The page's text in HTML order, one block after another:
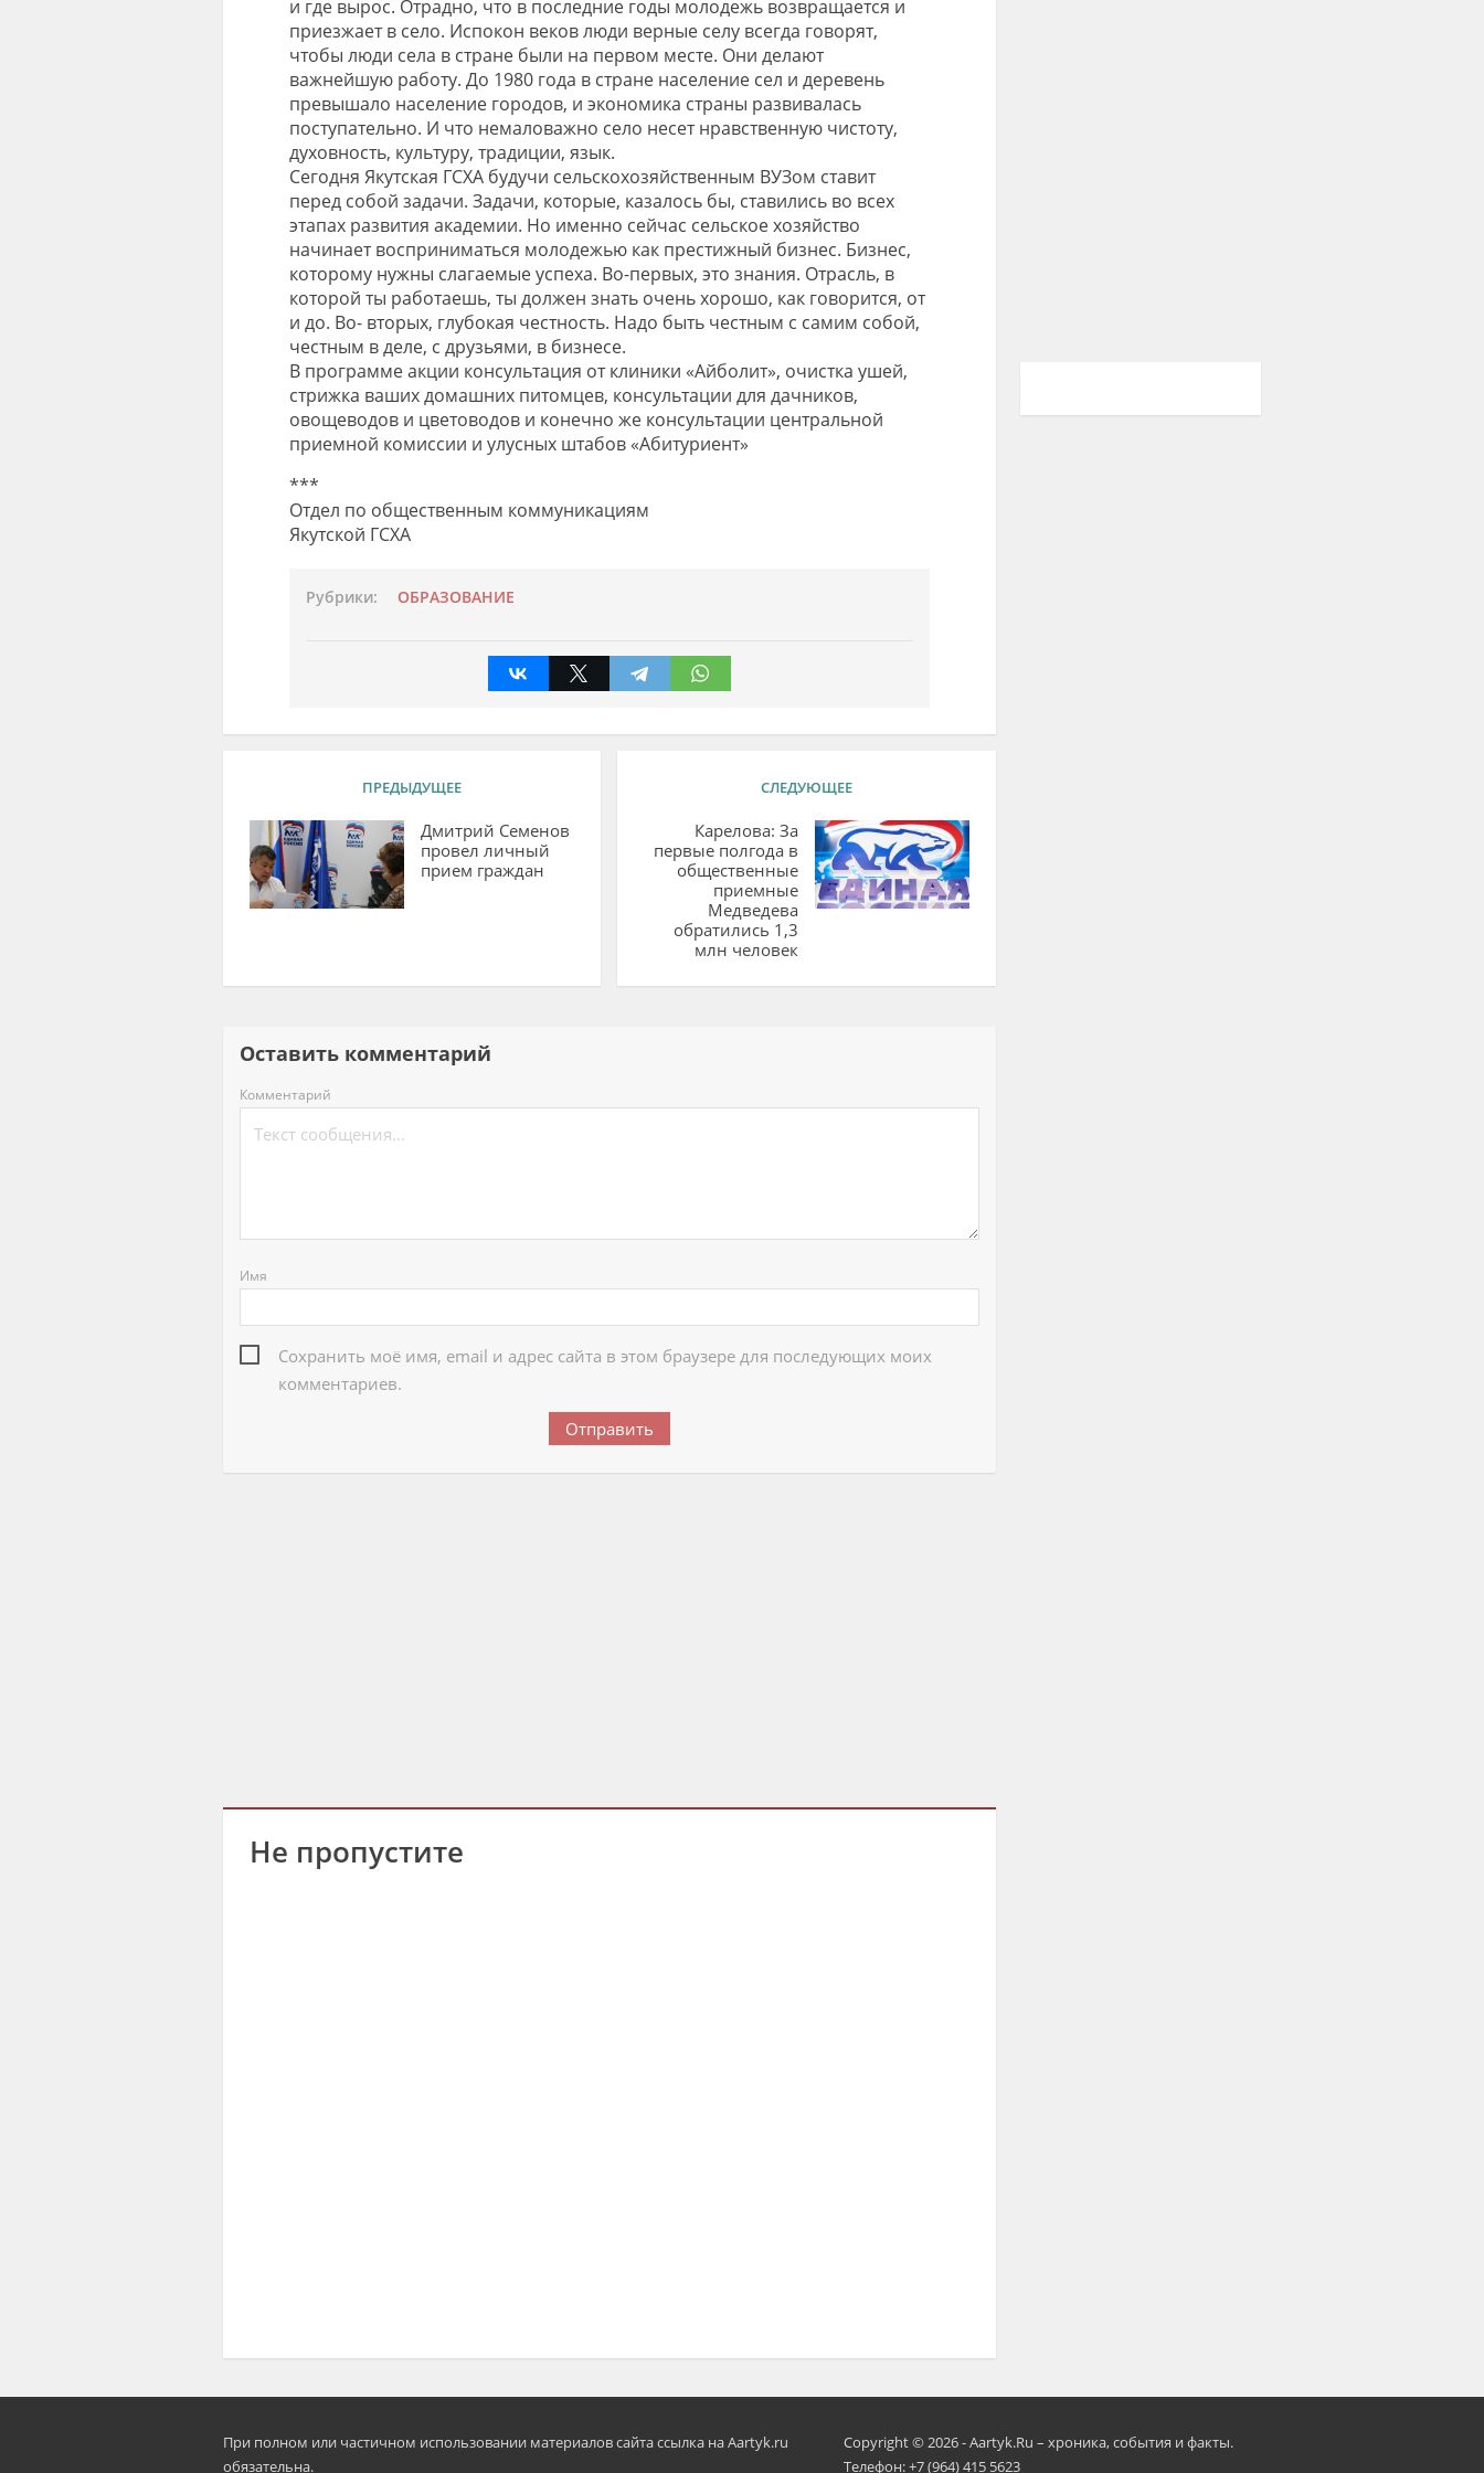
и где вырос. Отрадно, что в последние годы молодежь возвращается и
приезжает в село. Испокон веков люди верные селу всегда говорят,
чтобы люди села в стране были на первом месте. Они делают
важнейшую работу. До 1980 года в стране население сел и деревень
превышало население городов, и экономика страны развивалась
поступательно. И что немаловажно село несет нравственную чистоту,
духовность, культуру, традиции, язык.
Сегодня Якутская ГСХА будучи сельскохозяйственным ВУЗом ставит
перед собой задачи. Задачи, которые, казалось бы, ставились во всех
этапах развития академии. Но именно сейчас сельское хозяйство
начинает восприниматься молодежью как престижный бизнес. Бизнес,
которому нужны слагаемые успеха. Во-первых, это знания. Отрасль, в
которой ты работаешь, ты должен знать очень хорошо, как говорится, от
и до. Во- вторых, глубокая честность. Надо быть честным с самим собой,
честным в деле, с друзьями, в бизнесе.
В программе акции консультация от клиники «Айболит», очистка ушей,
стрижка ваших домашних питомцев, консультации для дачников,
овощеводов и цветоводов и конечно же консультации центральной
приемной комиссии и улусных штабов «Абитуриент»
***
Отдел по общественным коммуникациям
Якутской ГСХА
Рубрики: ОБРАЗОВАНИЕ
ПРЕДЫДУЩЕЕ
Дмитрий Семенов
провел личный
прием граждан
СЛЕДУЮЩЕЕ
Карелова: За
первые полгода в
общественные
приемные
Медведева
обратились 1,3
млн человек
Оставить комментарий
Комментарий
Имя
Сохранить моё имя, email и адрес сайта в этом браузере для последующих моих
комментариев.
Не пропустите
При полном или частичном использовании материалов сайта ссылка на Aartyk.ru
oбязательна.
Copyright © 2026 - Aartyk.Ru – хроника, события и факты.
Телефон: +7 (964) 415 5623